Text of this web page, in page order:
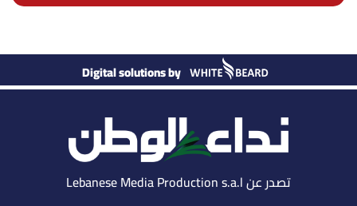
Digital solutions by
تصدر عن Lebanese Media Production s.a.l